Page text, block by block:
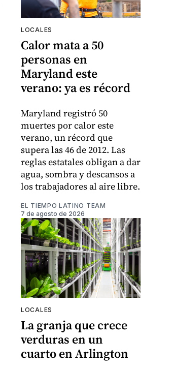
LOCALES
Calor mata a 50
personas en
Maryland este
verano: ya es récord
Maryland registró 50
muertes por calor este
verano, un récord que
supera las 46 de 2012. Las
reglas estatales obligan a dar
agua, sombra y descansos a
los trabajadores al aire libre.
EL TIEMPO LATINO TEAM
7 de agosto de 2026
LOCALES
La granja que crece
verduras en un
cuarto en Arlington